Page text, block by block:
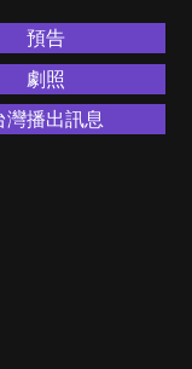
預告
劇照
灣播出訊息